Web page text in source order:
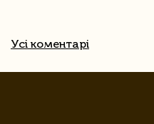
Усі коментарі